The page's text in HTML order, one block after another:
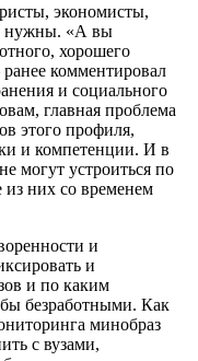
экономисты,
нужны. «А вы
хорошего
комментировал
и социального
главная проблема
этого профиля,
и компетенции. И в
могут устроиться по
них со временем
и
и
и по каким
безработными. Как
минобраз
с вузами,